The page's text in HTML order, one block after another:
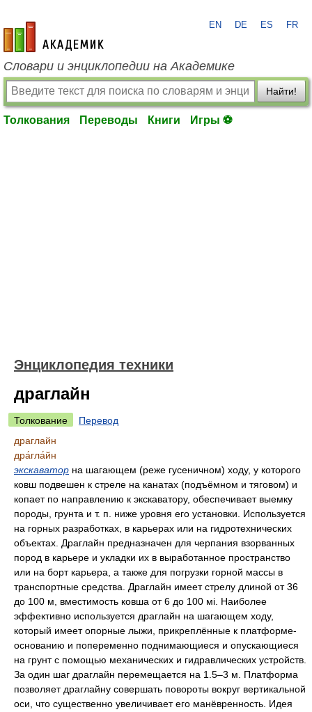
academic.ru
EN DE ES FR
Словари и энциклопедии на Академике
Найти!
Толкования Переводы Книги Игры ⚽
Энциклопедия техники
драглайн
Толкование
Перевод
драглайн
дра́гла́йн
экскаватор на шагающем (реже гусеничном) ходу, у которого
ковш подвешен к стреле на канатах (подъёмном и тяговом) и
копает по направлению к экскаватору, обеспечивает выемку
породы, грунта и т. п. ниже уровня его установки. Используется
на горных разработках, в карьерах или на гидротехнических
объектах. Драглайн предназначен для черпания взорванных
пород в карьере и укладки их в выработанное пространство
или на борт карьера, а также для погрузки горной массы в
транспортные средства. Драглайн имеет стрелу длиной от 36
до 100 м, вместимость ковша от 6 до 100 мі. Наиболее
эффективно используется драглайн на шагающем ходу,
который имеет опорные лыжи, прикреплённые к платформе-
основанию и попеременно поднимающиеся и опускающиеся
на грунт с помощью механических и гидравлических устройств.
За один шаг драглайн перемещается на 1.5–3 м. Платформа
позволяет драглайну совершать повороты вокруг вертикальной
оси, что существенно увеличивает его манёвренность. Идея